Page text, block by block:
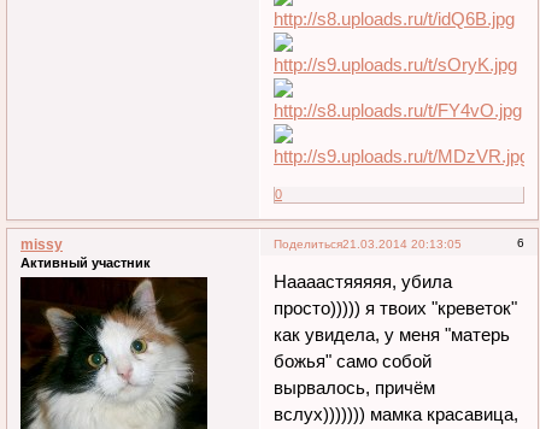
0
Поделиться 6
21.03.2014 20:13:05
missy
Активный участник
Наааастяяяяя, убила
просто))))) я твоих "креветок"
как увидела, у меня "матерь
божья" само собой
вырвалось, причём
вслух))))))) мамка красавица,